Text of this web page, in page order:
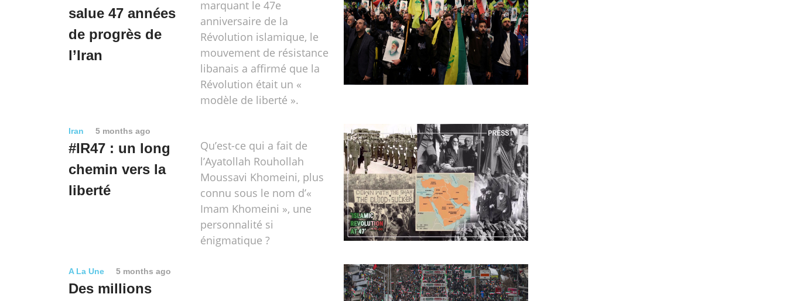
salue 47 années
de progrès de
l’Iran
marquant le 47e
anniversaire de la
Révolution islamique, le
mouvement de résistance
libanais a affirmé que la
Révolution était un «
modèle de liberté ».
Iran 5 months ago
#IR47 : un long
chemin vers la
liberté
Qu’est-ce qui a fait de
l’Ayatollah Rouhollah
Moussavi Khomeini, plus
connu sous le nom d’«
Imam Khomeini », une
personnalité si
énigmatique ?
A La Une 5 months ago
Des millions